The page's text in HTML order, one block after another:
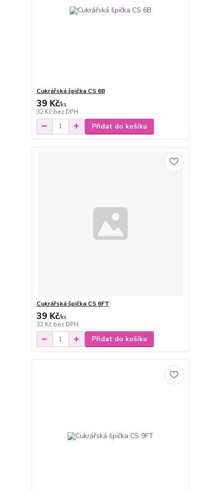
Cukrářská špička CS 6B
39 Kč/ks
32 Kč bez DPH
Přidat do košíku
Cukrářská špička CS 6FT
39 Kč/ks
32 Kč bez DPH
Přidat do košíku